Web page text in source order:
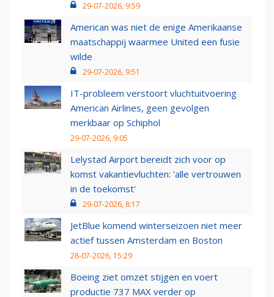
29-07-2026, 9:59
American was niet de enige Amerikaanse
maatschappij waarmee United een fusie
wilde
29-07-2026, 9:51
IT-probleem verstoort vluchtuitvoering
American Airlines, geen gevolgen
merkbaar op Schiphol
29-07-2026, 9:05
Lelystad Airport bereidt zich voor op
komst vakantievluchten: 'alle vertrouwen
in de toekomst'
29-07-2026, 8:17
JetBlue komend winterseizoen niet meer
actief tussen Amsterdam en Boston
28-07-2026, 15:29
Boeing ziet omzet stijgen en voert
productie 737 MAX verder op